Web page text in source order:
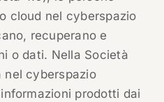
cloud nel cyberspazio
recuperano e
o dati. Nella Società
nel cyberspazio
prodotti dai